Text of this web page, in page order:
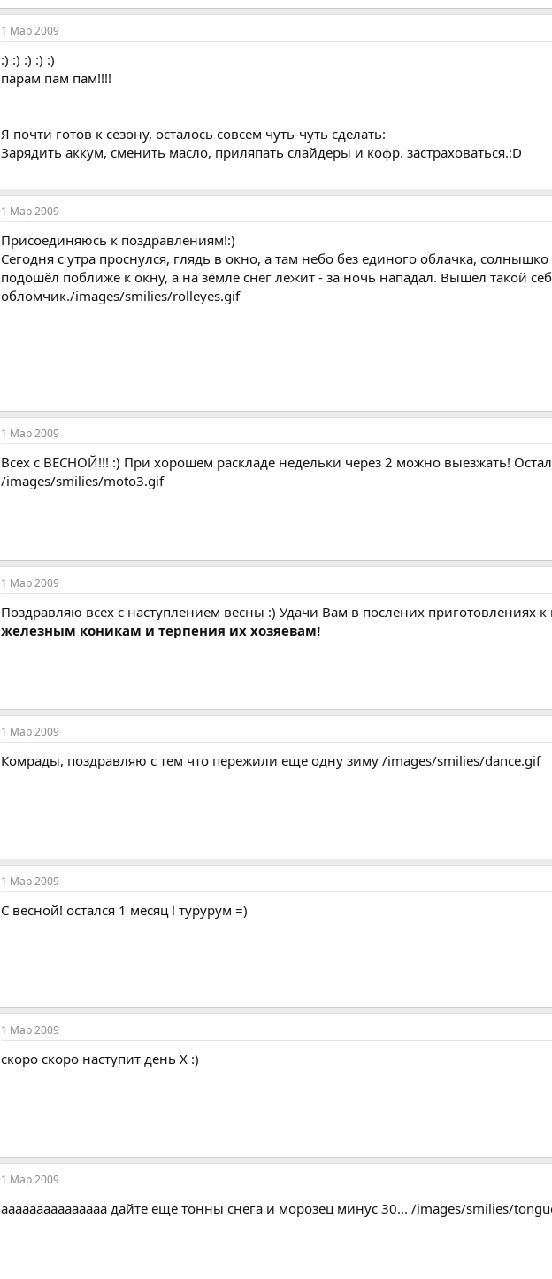
1 Мар 2009
:) :) :) :) :)
парам пам пам!!!!
Я почти готов к сезону, осталось совсем чуть-чуть сделать:
Зарядить аккум, сменить масло, приляпать слайдеры и кофр. застраховаться.:D
1 Мар 2009
Присоединяюсь к поздравлениям!:)
Сегодня с утра проснулся, глядь в окно, а там небо без единого облачка, солнышко
подошёл поближе к окну, а на земле снег лежит - за ночь нападал. Вышел такой
обломчик./images/smilies/rolleyes.gif
1 Мар 2009
Всех с ВЕСНОЙ!!! :) При хорошем раскладе недельки через 2 можно выезжать!
/images/smilies/moto3.gif
1 Мар 2009
Поздравляю всех с наступлением весны :) Удачи Вам в послених приготовлениях к
железным коникам и терпения их хозяевам!
1 Мар 2009
Комрады, поздравляю с тем что пережили еще одну зиму /images/smilies/dance.gif
1 Мар 2009
С весной! остался 1 месяц ! турурум =)
1 Мар 2009
скоро скоро наступит день Х :)
1 Мар 2009
ааааааааааааааа дайте еще тонны снега и морозец минус 30... /images/smilies/